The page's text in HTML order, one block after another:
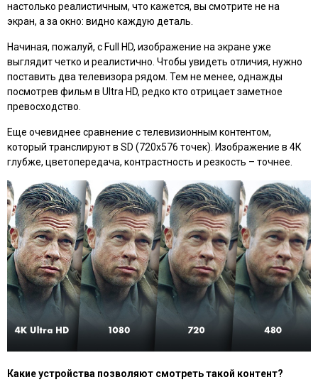
настолько реалистичным, что кажется, вы смотрите не на
экран, а за окно: видно каждую деталь.
Начиная, пожалуй, с Full HD, изображение на экране уже
выглядит четко и реалистично. Чтобы увидеть отличия, нужно
поставить два телевизора рядом. Тем не менее, однажды
посмотрев фильм в Ultra HD, редко кто отрицает заметное
превосходство.
Еще очевиднее сравнение с телевизионным контентом,
который транслируют в SD (720х576 точек). Изображение в 4К
глубже, цветопередача, контрастность и резкость – точнее.
Какие устройства позволяют смотреть такой контент?